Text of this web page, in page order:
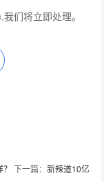
们将立即处理。
下一篇：新辣道10亿